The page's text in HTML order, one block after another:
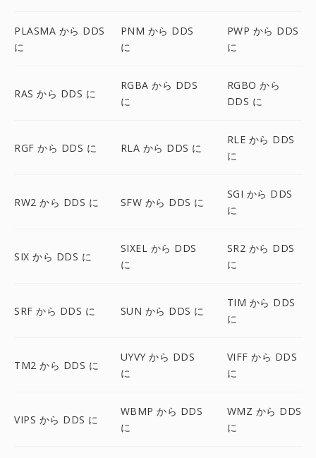
PLASMA から DDS
に
PNM から DDS
に
PWP から DDS
に
RAS から DDS に
RGBA から DDS
に
RGBO から
DDS に
RGF から DDS に RLA から DDS に
RLE から DDS
に
RW2 から DDS に SFW から DDS に
SGI から DDS
に
SIX から DDS に
SIXEL から DDS
に
SR2 から DDS
に
SRF から DDS に SUN から DDS に
TIM から DDS
に
TM2 から DDS に
UYVY から DDS
に
VIFF から DDS
に
VIPS から DDS に
WBMP から DDS
に
WMZ から DDS
に